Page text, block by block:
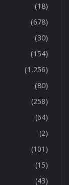
(18)
(678)
(30)
(154)
(1,256)
(80)
(258)
(64)
(2)
(101)
(15)
(43)